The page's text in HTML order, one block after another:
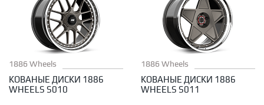
1886 Wheels
КОВАНЫЕ ДИСКИ 1886
WHEELS S010
1886 Wheels
КОВАНЫЕ ДИСКИ 1886
WHEELS S011